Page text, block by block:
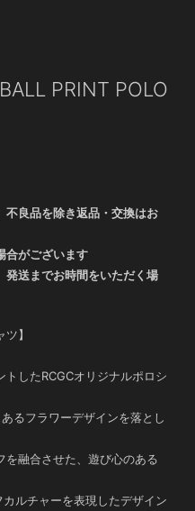
PRINT POLO
不良品を除き返品・交換はお
合がございます
発送までお時間をいただく場
】
トしたRCGCオリジナルポロシ
るフラワーデザインを落とし
を融合させた、遊び心のある
カルチャーを表現したデザイン